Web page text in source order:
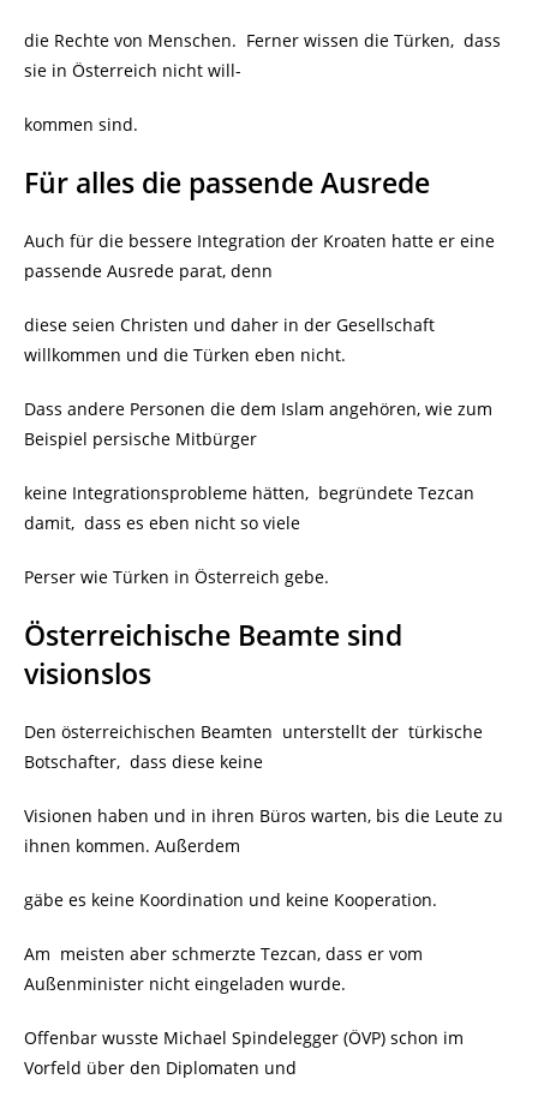
die Rechte von Menschen. Ferner wissen die Türken, dass
sie in Österreich nicht will-
kommen sind.
Für alles die passende Ausrede
Auch für die bessere Integration der Kroaten hatte er eine
passende Ausrede parat, denn
diese seien Christen und daher in der Gesellschaft
willkommen und die Türken eben nicht.
Dass andere Personen die dem Islam angehören, wie zum
Beispiel persische Mitbürger
keine Integrationsprobleme hätten, begründete Tezcan
damit, dass es eben nicht so viele
Perser wie Türken in Österreich gebe.
Österreichische Beamte sind
visionslos
Den österreichischen Beamten unterstellt der türkische
Botschafter, dass diese keine
Visionen haben und in ihren Büros warten, bis die Leute zu
ihnen kommen. Außerdem
gäbe es keine Koordination und keine Kooperation.
Am meisten aber schmerzte Tezcan, dass er vom
Außenminister nicht eingeladen wurde.
Offenbar wusste Michael Spindelegger (ÖVP) schon im
Vorfeld über den Diplomaten und